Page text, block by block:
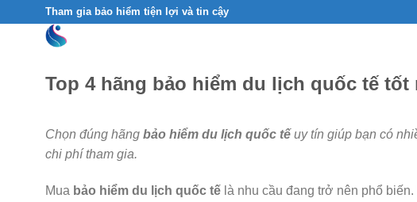
Tham gia bảo hiểm tiện lợi và tin cậy
Top 4 hãng bảo hiểm du lịch quốc tế tốt
Chọn đúng hãng bảo hiểm du lịch quốc tế uy tín giúp bạn có
chi phí tham gia.
Mua bảo hiểm du lịch quốc tế là nhu cầu đang trở nên phổ